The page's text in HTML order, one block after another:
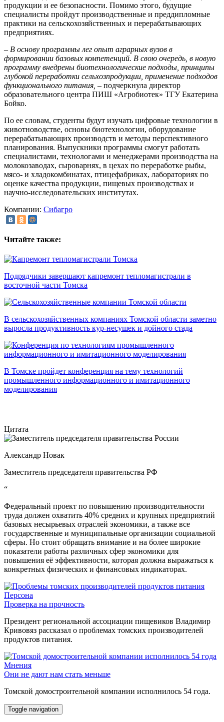
продукции и ее безопасности. Помимо этого, будущие
специалисты пройдут производственные и преддипломные
практики на сельскохозяйственных и перерабатывающих
предприятиях.
– В основу программы лег опыт аграрных вузов в
формировании базовых компетенций. В свою очередь, в новую
программу внедрены биотехнологические подходы, принципы
глубокой переработки сельхозпродукции, применение подходов
функционального питания, – подчеркнула директор
образовательного центра ПИШ «Агробиотек» ТГУ Екатерина
Бойко.
По ее словам, студенты будут изучать цифровые технологии в
животноводстве, основы биотехнологии, оборудование
перерабатывающих производств и методы перспективного
планирования. Выпускники программы смогут работать
специалистами, технологами и менеджерами производства на
молокозаводах, сыроварнях, в цехах по переработке рыбы,
мясо- и хладокомбинатах, птицефабриках, лабораториях по
оценке качества продукции, пищевых производствах и
научно-исследовательских институтах.
Компании: Сибагро
Читайте также:
Подрядчики завершают капремонт тепломагистрали в
восточной части Томска
В сельскохозяйственных компаниях Томской области заметно
выросла продуктивность кур-несушек и дойного стада
В Томске пройдет конференция на тему технологий
промышленного информационного и имитационного
моделирования
Цитата
Александр Новак
Заместитель председателя правительства РФ
“
Федеральный проект по повышению производительности
труда должен охватить 40% средних и крупных предприятий
базовых несырьевых отраслей экономики, а также все
государственные и муниципальные организации социальной
сферы. Но стоит обращать внимание и на более широкие
показатели работы различных сфер экономики для
повышения её эффективности, которая должна выражаться к
конкретных физических и финансовых индикаторах.
Персона
Проверка на прочность
Президент региональной ассоциации пищевиков Владимир
Кривовяз рассказал о проблемах томских производителей
продуктов питания.
Мнения
Они не дают нам стать меньше
Томской домостроительной компании исполнилось 54 года.
Toggle navigation